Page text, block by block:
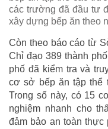
các trường đã đầu tư
xây dựng bếp ăn theo
Còn theo báo cáo từ
Chỉ đạo 389 thành
phố đã kiểm tra và
cơ sở bếp ăn tập thể
Trong số này, có 15
nghiệm nhanh cho
đảm bảo an toàn thực